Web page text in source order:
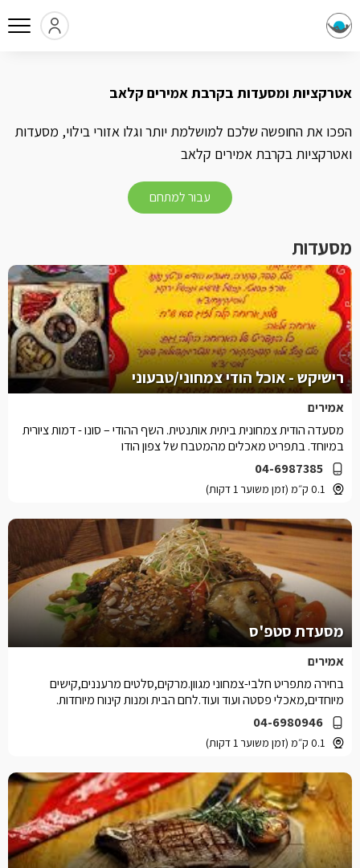
אטרקציות ומסעדות בקרבת אמירים קלאב
הפכו את החופשה שלכם למושלמת יותר וגלו אזורי בילוי, מסעדות
ואטרקציות בקרבת אמירים קלאב
עבור למתחם
מסעדות
רישיקש - אוכל הודי צמחוני/טבעוני
אמירים
04-6987385
0.1 ק״מ (זמן משוער 1 דקות)
מסעדה הודית צמחונית ביתית אותנטית. השף ההודי – סונו - דמות ציורית
במיוחד. בתפריט מאכלים מהמטבח של צפון הודו
מסעדת סטפ'ס
אמירים
04-6980946
0.1 ק״מ (זמן משוער 1 דקות)
בחירה מתפריט חלבי-צמחוני מגוון.מרקים,סלטים מרעננים,קישים
מיוחדים,מאכלי פסטה ועוד ועוד.לחם הבית ומנות קינוח מיוחדות.